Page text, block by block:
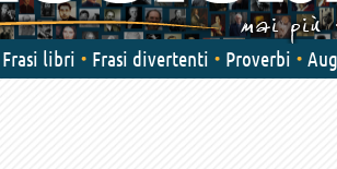
Frasi libri Frasi divertenti Proverbi